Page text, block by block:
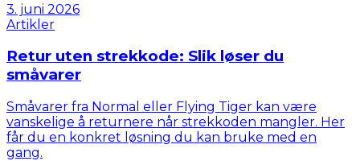
3. juni 2026
Artikler
Retur uten strekkode: Slik løser du
småvarer
Småvarer fra Normal eller Flying Tiger kan være
vanskelige å returnere når strekkoden mangler. Her
får du en konkret løsning du kan bruke med en
gang.